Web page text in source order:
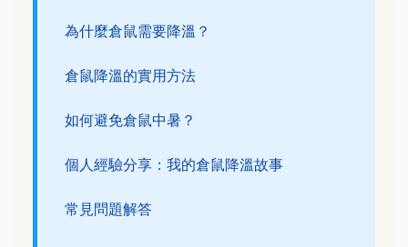
為什麼倉鼠需要降溫？
倉鼠降溫的實用方法
如何避免倉鼠中暑？
個人經驗分享：我的倉鼠降溫故事
常見問題解答